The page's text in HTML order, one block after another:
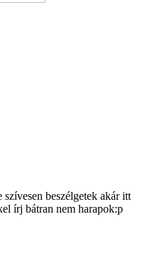
beszélgetek akár itt
írj bátran nem harapok:p